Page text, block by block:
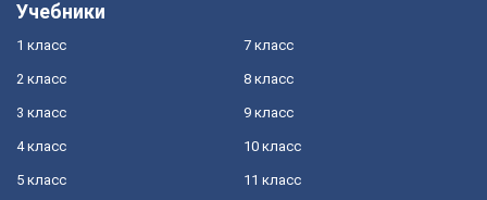
Учебники
1 класс
2 класс
3 класс
4 класс
5 класс
7 класс
8 класс
9 класс
10 класс
11 класс